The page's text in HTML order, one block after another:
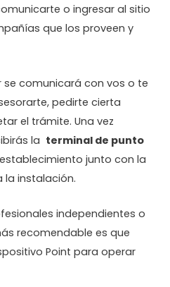
o ingresar al sitio
que los proveen y
se comunicará con vos o te
pedirte cierta
el trámite. Una vez
la terminal de punto
junto con la
la instalación.
independientes o
recomendable es que
Point para operar